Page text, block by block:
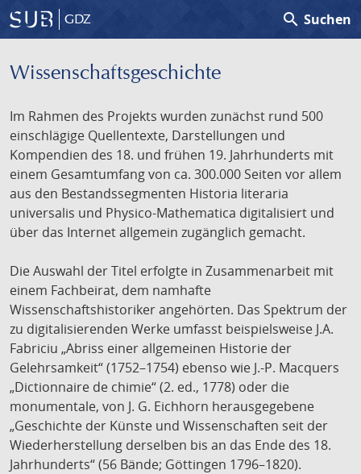
GDZ search Suchen
Wissenschafts­geschichte
Im Rahmen des Projekts wurden zunächst rund 500
einschlägige Quellentexte, Darstellungen und
Kompendien des 18. und frühen 19. Jahrhunderts mit
einem Gesamtumfang von ca. 300.000 Seiten vor allem
aus den Bestandssegmenten Historia literaria
universalis und Physico-Mathematica digitalisiert und
über das Internet allgemein zugänglich gemacht.
Die Auswahl der Titel erfolgte in Zusammenarbeit mit
einem Fachbeirat, dem namhafte
Wissenschaftshistoriker angehörten. Das Spektrum der
zu digitalisierenden Werke umfasst beispielsweise J.A.
Fabriciu „Abriss einer allgemeinen Historie der
Gelehrsamkeit“ (1752–1754) ebenso wie J.-P. Macquers
„Dictionnaire de chimie“ (2. ed., 1778) oder die
monumentale, von J. G. Eichhorn herausgegebene
„Geschichte der Künste und Wissenschaften seit der
Wiederherstellung derselben bis an das Ende des 18.
Jahrhunderts“ (56 Bände; Göttingen 1796–1820).